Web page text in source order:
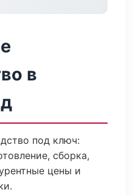
в
под ключ:
сборка,
цены и